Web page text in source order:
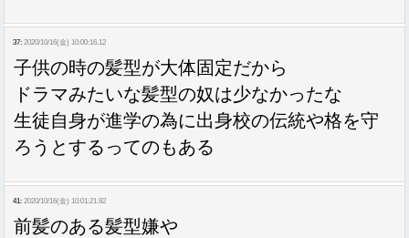
37: 2020/10/16(金) 10:00:16.12
子供の時の髪型が大体固定だから
ドラマみたいな髪型の奴は少なかったな
生徒自身が進学の為に出身校の伝統や格を守
ろうとするってのもある
41: 2020/10/16(金) 10:01:21.92
前髪のある髪型嫌や